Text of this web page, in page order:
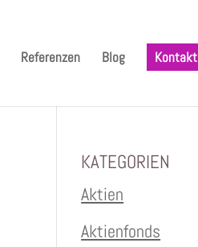
Referenzen Blog Kontakt
KATEGORIEN
Aktien
Aktienfonds